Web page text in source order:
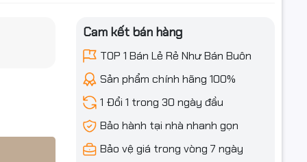
Cam kết bán hàng
TOP 1 Bán Lẻ Rẻ Như Bán Buôn
Sản phẩm chính hãng 100%
1 Đổi 1 trong 30 ngày đầu
Bảo hành tại nhà nhanh gọn
Bảo vệ giá trong vòng 7 ngày
ưu đãi